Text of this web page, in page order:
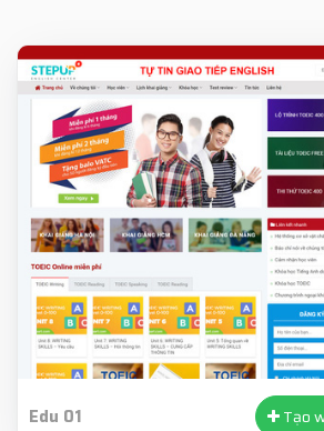
Edu 01 Tạo